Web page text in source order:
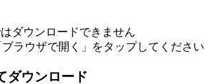
ダウンロードできません
ラウザで開く」をタップしてください
ダウンロード